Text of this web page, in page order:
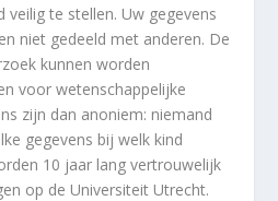
veilig te stellen. Uw gegevens
niet gedeeld met anderen. De
kunnen worden
voor wetenschappelijke
zijn dan anoniem: niemand
gegevens bij welk kind
10 jaar lang vertrouwelijk
op de Universiteit Utrecht.